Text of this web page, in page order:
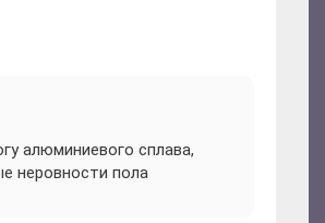
алюминиевого сплава,
неровности пола